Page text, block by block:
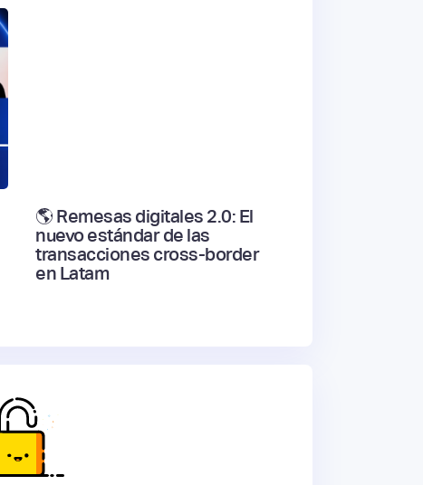
🌎 Remesas digitales 2.0: El
nuevo estándar de las
transacciones cross-border
en Latam